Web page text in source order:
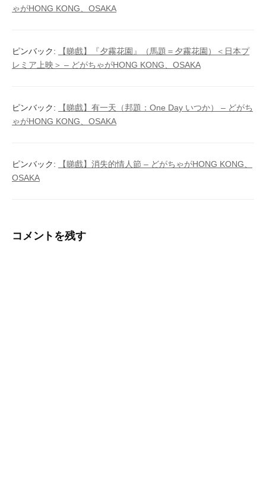
ン
ゃがHONG KONG、OSAKA
ピンバック:
【睇戲】『夕霧花園』（馬題＝夕霧花園）＜日本プ
レミア上映＞ – どがちゃがHONG KONG、OSAKA
ピンバック:
【睇戲】有一天（邦題：One Day いつか） – どがち
ゃがHONG KONG、OSAKA
ピンバック:
【睇戲】消失的情人節 – どがちゃがHONG KONG、
OSAKA
コメントを残す